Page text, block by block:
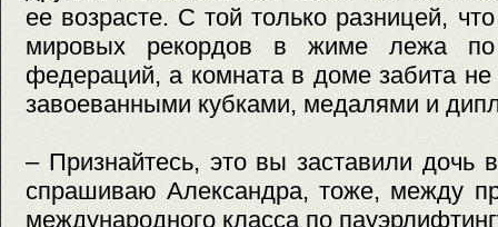
ее возрасте. С той только разницей,
мировых рекордов в жиме лежа по
федераций, а комната в доме забита
завоеванными кубками, медалями и
– Признайтесь, это вы заставили дочь
спрашиваю Александра, тоже, между
международного класса по